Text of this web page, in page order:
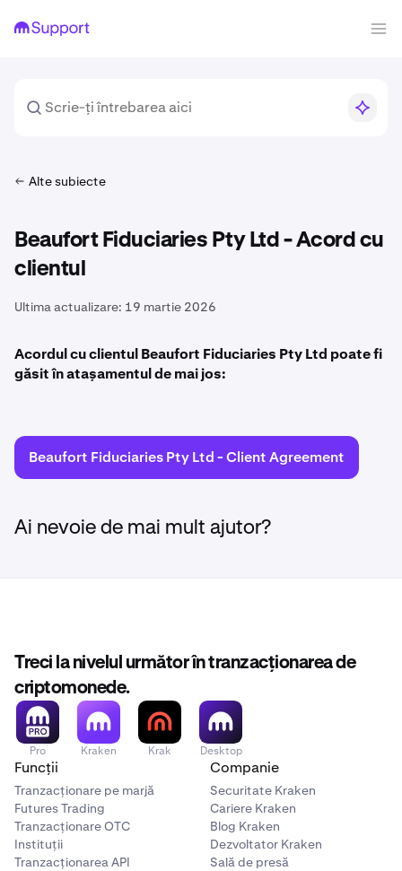
Alte subiecte
Beaufort Fiduciaries Pty Ltd - Acord cu
clientul
Ultima actualizare: 19 martie 2026
Acordul cu clientul Beaufort Fiduciaries Pty Ltd poate fi
găsit în atașamentul de mai jos:
Beaufort Fiduciaries Pty Ltd - Client Agreement
Ai nevoie de mai mult ajutor?
Treci la nivelul următor în tranzacționarea de
criptomonede.
Pro Kraken Krak Desktop
Funcții
Tranzacționare pe marjă
Futures Trading
Tranzacționare OTC
Instituții
Tranzacționarea API
Companie
Securitate Kraken
Cariere Kraken
Blog Kraken
Dezvoltator Kraken
Sală de presă